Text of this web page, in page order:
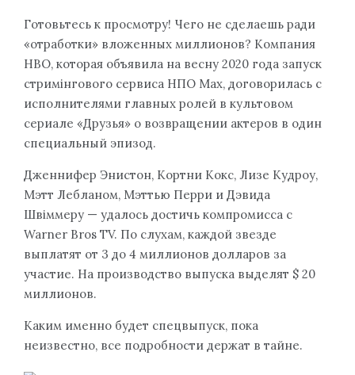
Готовьтесь к просмотру! Чего не сделаешь ради
«отработки» вложенных миллионов? Компания
НВО, которая объявила на весну 2020 года запуск
стримінгового сервиса НПО Мах, договорилась с
исполнителями главных ролей в культовом
сериале «Друзья» о возвращении актеров в один
специальный эпизод.
Дженнифер Энистон, Кортни Кокс, Лизе Кудроу,
Мэтт Лебланом, Мэттью Перри и Дэвида
Швіммеру — удалось достичь компромисса с
Warner Bros TV. По слухам, каждой звезде
выплатят от 3 до 4 миллионов долларов за
участие. На производство выпуска выделят $ 20
миллионов.
Каким именно будет спецвыпуск, пока
неизвестно, все подробности держат в тайне.